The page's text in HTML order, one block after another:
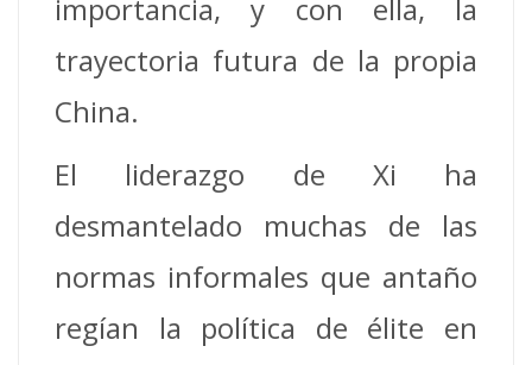
importancia, y con ella, la
trayectoria futura de la propia
China.
El liderazgo de Xi ha
desmantelado muchas de las
normas informales que antaño
regían la política de élite en